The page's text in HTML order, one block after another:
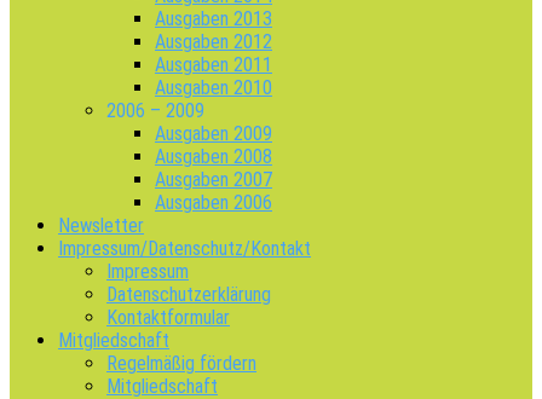
Ausgaben 2013
Ausgaben 2012
Ausgaben 2011
Ausgaben 2010
2006 – 2009
Ausgaben 2009
Ausgaben 2008
Ausgaben 2007
Ausgaben 2006
Newsletter
Impressum/Datenschutz/Kontakt
Impressum
Datenschutzerklärung
Kontaktformular
Mitgliedschaft
Regelmäßig fördern
Mitgliedschaft